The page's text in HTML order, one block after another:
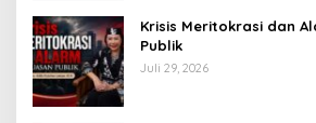
​Krisis Meritokrasi dan
Publik
Juli 29, 2026